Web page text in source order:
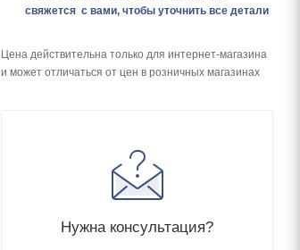
свяжется с вами, чтобы уточнить все детали
Цена действительна только для интернет-магазина
и может отличаться от цен в розничных магазинах
Нужна консультация?